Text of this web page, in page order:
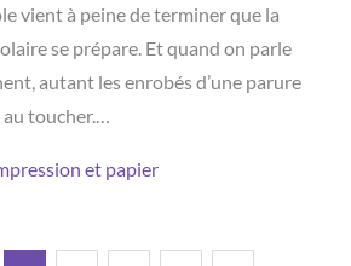
vient à peine de terminer que la
se prépare. Et quand on parle
autant les enrobés d’une parure
au toucher.…
et papier